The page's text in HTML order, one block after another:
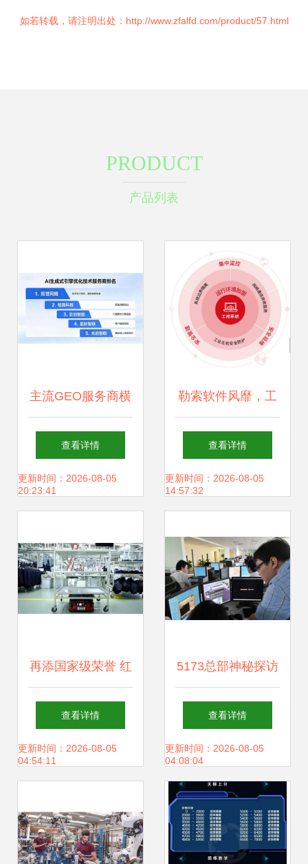
如若转载，请注明出处：http://www.zfalfd.com/product/57.html
PRODUCT
产品列表
主流GEO服务商横
向对比 网络技术服
务新格局
查看详情
更新时间：2026-08-05
20:23:41
勒索软件风靡，工
控安全厂商们可否
乘风破浪？
查看详情
更新时间：2026-08-05
14:57:32
再添国家级荣誉 红
豆股份入选国家级
5G工厂名单，引领
查看详情
更新时间：2026-08-05
04:54:11
5173总部神秘探访
揭秘网络游戏产业
背后的技术服务力
量
查看详情
更新时间：2026-08-05
04:08:04